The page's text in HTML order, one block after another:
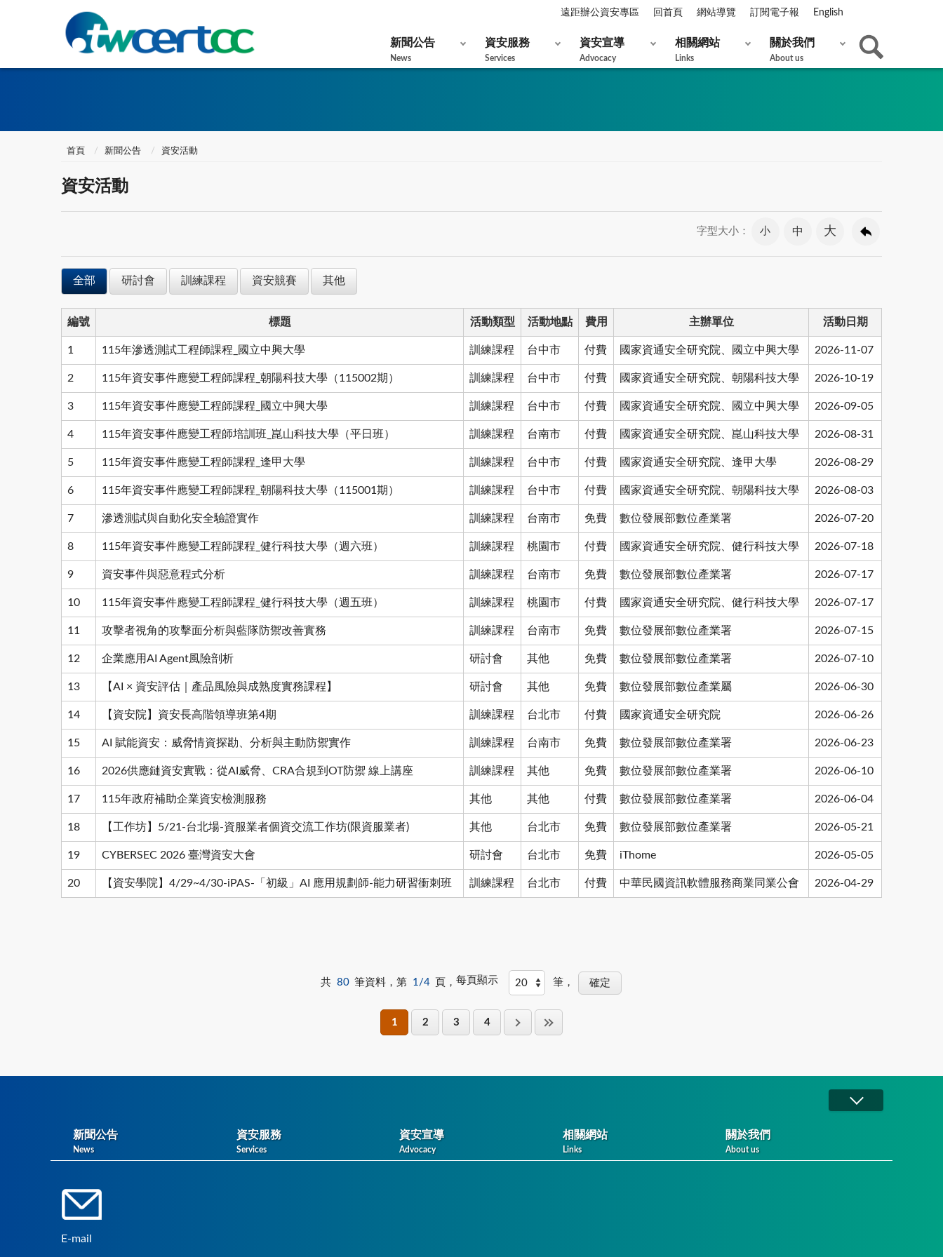
遠距辦公資安專區 回首頁 網站導覽 訂閱電子報 English
新聞公告
News
資安服務
Services
資安宣導
Advocacy
相關網站
Links
關於我們
About us
首頁 新聞公告 資安活動
資安活動
字型大小： 小 中 大
全部 研討會 訓練課程 資安競賽 其他
編號 標題 活動類型 活動地點 費用 主辦單位 活動日期
1 115年滲透測試工程師課程_國立中興大學 訓練課程 台中市 付費 國家資通安全研究院、國立中興大學 2026-11-07
2 115年資安事件應變工程師課程_朝陽科技大學（115002期） 訓練課程 台中市 付費 國家資通安全研究院、朝陽科技大學 2026-10-19
3 115年資安事件應變工程師課程_國立中興大學 訓練課程 台中市 付費 國家資通安全研究院、國立中興大學 2026-09-05
4 115年資安事件應變工程師培訓班_崑山科技大學（平日班） 訓練課程 台南市 付費 國家資通安全研究院、崑山科技大學 2026-08-31
5 115年資安事件應變工程師課程_逢甲大學 訓練課程 台中市 付費 國家資通安全研究院、逢甲大學 2026-08-29
6 115年資安事件應變工程師課程_朝陽科技大學（115001期） 訓練課程 台中市 付費 國家資通安全研究院、朝陽科技大學 2026-08-03
7 滲透測試與自動化安全驗證實作 訓練課程 台南市 免費 數位發展部數位產業署 2026-07-20
8 115年資安事件應變工程師課程_健行科技大學（週六班） 訓練課程 桃園市 付費 國家資通安全研究院、健行科技大學 2026-07-18
9 資安事件與惡意程式分析 訓練課程 台南市 免費 數位發展部數位產業署 2026-07-17
10 115年資安事件應變工程師課程_健行科技大學（週五班） 訓練課程 桃園市 付費 國家資通安全研究院、健行科技大學 2026-07-17
11 攻擊者視角的攻擊面分析與藍隊防禦改善實務 訓練課程 台南市 免費 數位發展部數位產業署 2026-07-15
12 企業應用AI Agent風險剖析 研討會 其他 免費 數位發展部數位產業署 2026-07-10
13 【AI × 資安評估｜產品風險與成熟度實務課程】 研討會 其他 免費 數位發展部數位產業屬 2026-06-30
14 【資安院】資安長高階領導班第4期 訓練課程 台北市 付費 國家資通安全研究院 2026-06-26
15 AI 賦能資安：威脅情資探勘、分析與主動防禦實作 訓練課程 台南市 免費 數位發展部數位產業署 2026-06-23
16 2026供應鏈資安實戰：從AI威脅、CRA合規到OT防禦 線上講座 訓練課程 其他 免費 數位發展部數位產業署 2026-06-10
17 115年政府補助企業資安檢測服務 其他 其他 付費 數位發展部數位產業署 2026-06-04
18 【工作坊】5/21-台北場-資服業者個資交流工作坊(限資服業者) 其他 台北市 免費 數位發展部數位產業署 2026-05-21
19 CYBERSEC 2026 臺灣資安大會 研討會 台北市 免費 iThome 2026-05-05
20 【資安學院】4/29~4/30-iPAS-「初級」AI 應用規劃師-能力研習衝刺班 訓練課程 台北市 付費 中華民國資訊軟體服務商業同業公會 2026-04-29
共 80 筆資料，第 1/4 頁， 每頁顯示 筆，
1 2 3 4
新聞公告
News
資安服務
Services
資安宣導
Advocacy
相關網站
Links
關於我們
About us
E-mail